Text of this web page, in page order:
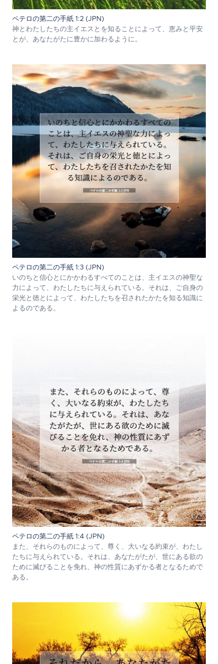
ペテロの第二の手紙 1:2 (JPN)
神とわたしたちの主イエスとを知ることによって、恵みと平安
とが、あなたがたに豊かに加わるように。
ペテロの第二の手紙 1:3 (JPN)
いのちと信心とにかかわるすべてのことは、主イエスの神聖な
力によって、わたしたちに与えられている。それは、ご自身の
栄光と徳とによって、わたしたちを召されたかたを知る知識に
よるのである。
ペテロの第二の手紙 1:4 (JPN)
また、それらのものによって、尊く、大いなる約束が、わたし
たちに与えられている。それは、あなたがたが、世にある欲の
ために滅びることを免れ、神の性質にあずかる者となるためで
ある。